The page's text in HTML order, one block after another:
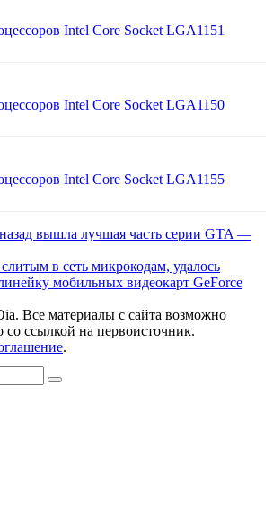
Intel Core Socket LGA1151
Intel Core Socket LGA1150
Intel Core Socket LGA1155
вышла лучшая часть серии GTA —
в сеть микрокодам, удалось
мобильных видеокарт GeForce
Все материалы с сайта возможно
со ссылкой на первоисточник.
.
Search